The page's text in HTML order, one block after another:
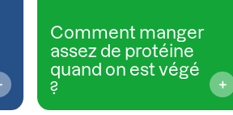
Comment manger
assez de protéine
quand on est végé
?